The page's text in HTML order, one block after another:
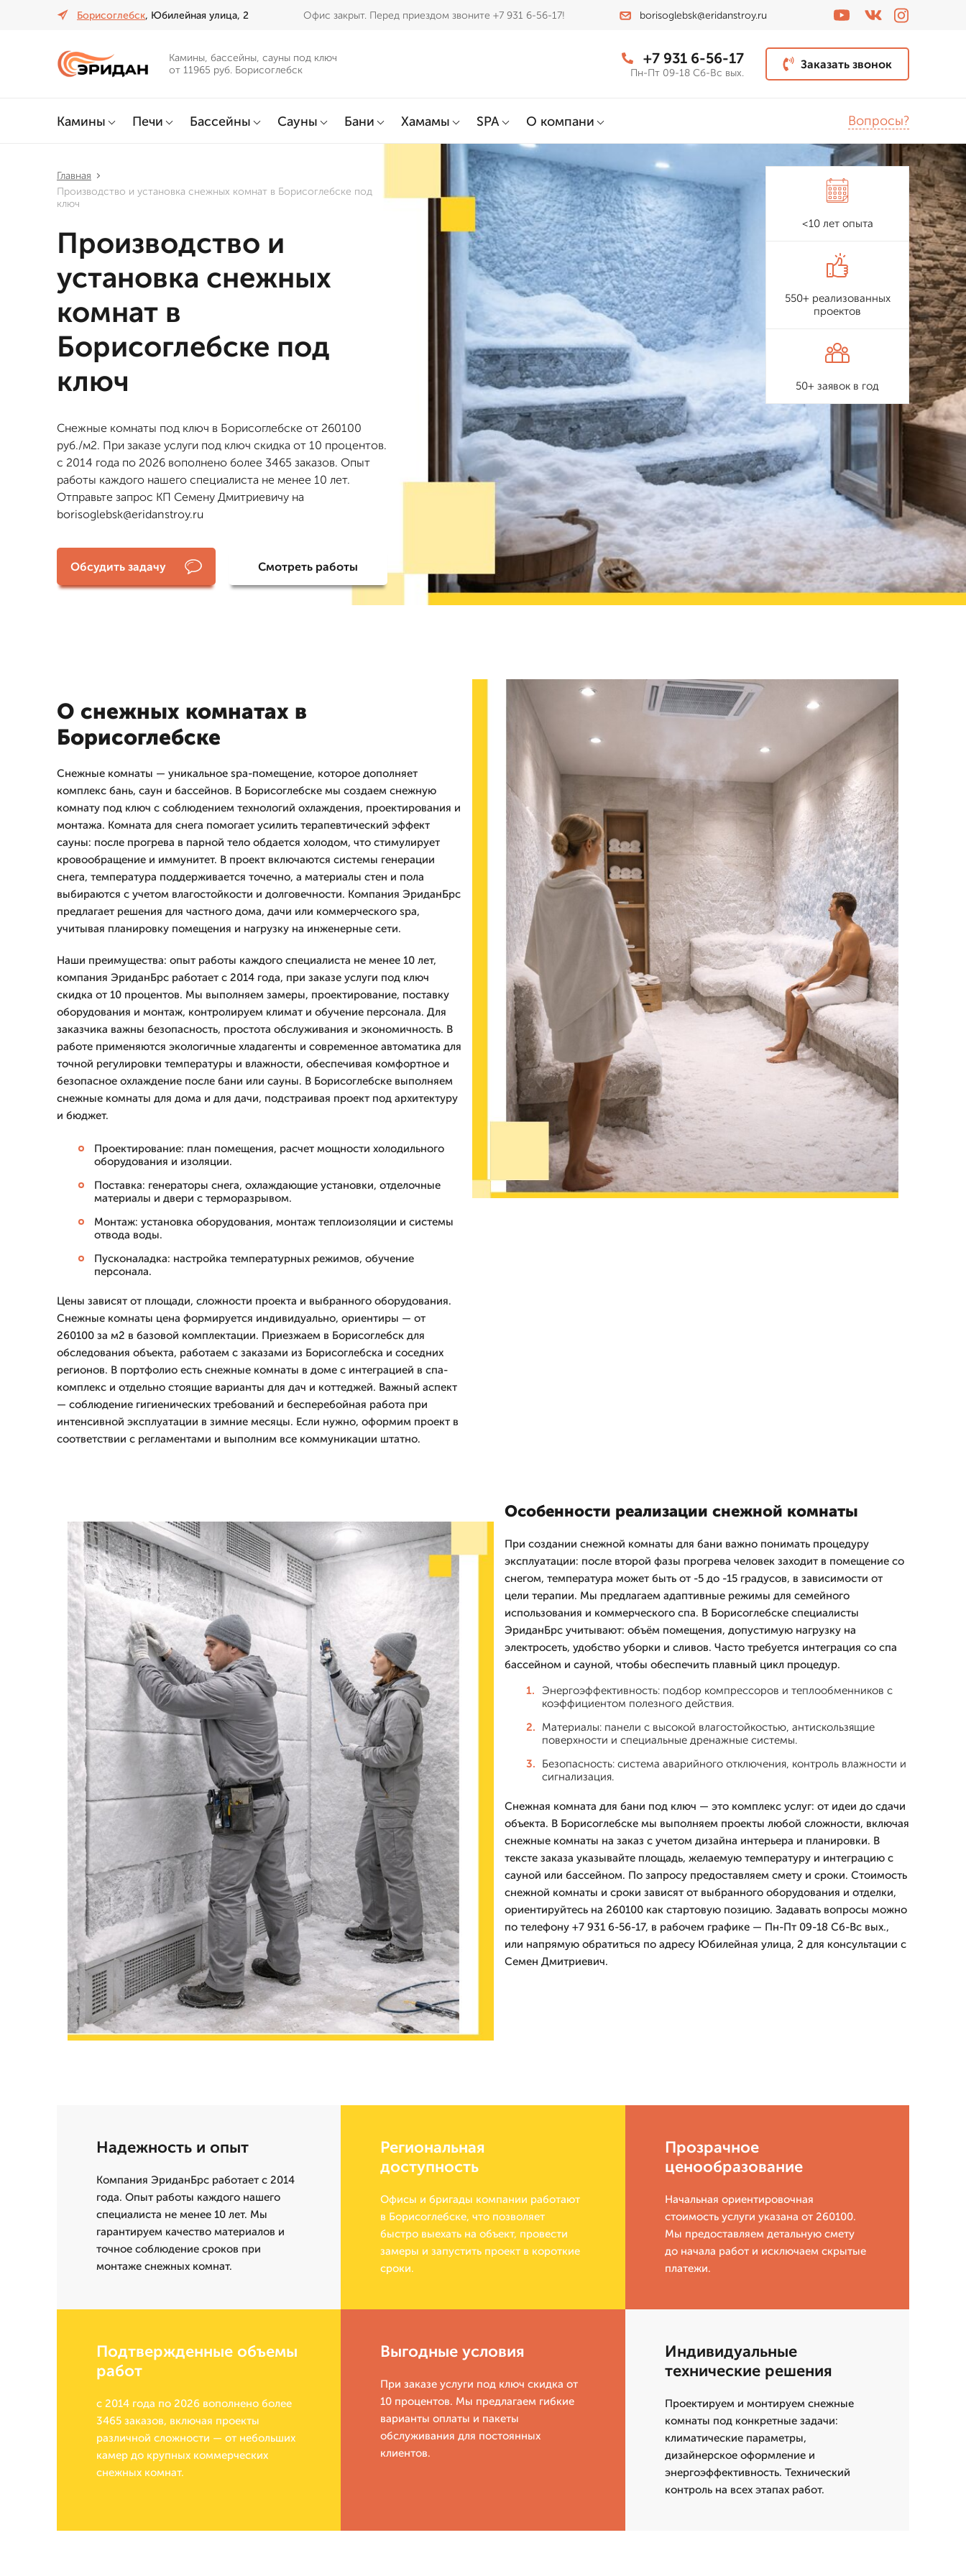
Борисоглебск, Юбилейная улица, 2 Офис закрыт. Перед приездом звоните +7 931 6-56-17! borisoglebsk@eridanstroy.ru
Камины, бассейны, сауны под ключ
от 11965 руб. Борисоглебск
+7 931 6-56-17
Пн-Пт 09-18 Сб-Вс вых.
Заказать звонок
Камины Печи Бассейны Сауны Бани Хамамы SPA О компани Вопросы?
Главная
Производство и установка снежных комнат в Борисоглебске под
ключ
Производство и
установка снежных
комнат в
Борисоглебске под
ключ
Снежные комнаты под ключ в Борисоглебске от 260100
руб./м2. При заказе услуги под ключ скидка от 10 процентов.
с 2014 года по 2026 вополнено более 3465 заказов. Опыт
работы каждого нашего специалиста не менее 10 лет.
Отправьте запрос КП Семену Дмитриевичу на
borisoglebsk@eridanstroy.ru
Обсудить задачу Смотреть работы
<10 лет опыта
550+ реализованных
проектов
50+ заявок в год
О снежных комнатах в
Борисоглебске
Снежные комнаты — уникальное spa-помещение, которое дополняет
комплекс бань, саун и бассейнов. В Борисоглебске мы создаем снежную
комнату под ключ с соблюдением технологий охлаждения, проектирования и
монтажа. Комната для снега помогает усилить терапевтический эффект
сауны: после прогрева в парной тело обдается холодом, что стимулирует
кровообращение и иммунитет. В проект включаются системы генерации
снега, температура поддерживается точечно, а материалы стен и пола
выбираются с учетом влагостойкости и долговечности. Компания ЭриданБрс
предлагает решения для частного дома, дачи или коммерческого spa,
учитывая планировку помещения и нагрузку на инженерные сети.
Наши преимущества: опыт работы каждого специалиста не менее 10 лет,
компания ЭриданБрс работает с 2014 года, при заказе услуги под ключ
скидка от 10 процентов. Мы выполняем замеры, проектирование, поставку
оборудования и монтаж, контролируем климат и обучение персонала. Для
заказчика важны безопасность, простота обслуживания и экономичность. В
работе применяются экологичные хладагенты и современное автоматика для
точной регулировки температуры и влажности, обеспечивая комфортное и
безопасное охлаждение после бани или сауны. В Борисоглебске выполняем
снежные комнаты для дома и для дачи, подстраивая проект под архитектуру
и бюджет.
Проектирование: план помещения, расчет мощности холодильного
оборудования и изоляции.
Поставка: генераторы снега, охлаждающие установки, отделочные
материалы и двери с терморазрывом.
Монтаж: установка оборудования, монтаж теплоизоляции и системы
отвода воды.
Пусконаладка: настройка температурных режимов, обучение
персонала.
Цены зависят от площади, сложности проекта и выбранного оборудования.
Снежные комнаты цена формируется индивидуально, ориентиры — от
260100 за м2 в базовой комплектации. Приезжаем в Борисоглебск для
обследования объекта, работаем с заказами из Борисоглебска и соседних
регионов. В портфолио есть снежные комнаты в доме с интеграцией в спа-
комплекс и отдельно стоящие варианты для дач и коттеджей. Важный аспект
— соблюдение гигиенических требований и бесперебойная работа при
интенсивной эксплуатации в зимние месяцы. Если нужно, оформим проект в
соответствии с регламентами и выполним все коммуникации штатно.
Особенности реализации снежной комнаты
При создании снежной комнаты для бани важно понимать процедуру
эксплуатации: после второй фазы прогрева человек заходит в помещение со
снегом, температура может быть от -5 до -15 градусов, в зависимости от
цели терапии. Мы предлагаем адаптивные режимы для семейного
использования и коммерческого спа. В Борисоглебске специалисты
ЭриданБрс учитывают: объём помещения, допустимую нагрузку на
электросеть, удобство уборки и сливов. Часто требуется интеграция со спа
бассейном и сауной, чтобы обеспечить плавный цикл процедур.
Энергоэффективность: подбор компрессоров и теплообменников с
коэффициентом полезного действия.
Материалы: панели с высокой влагостойкостью, антискользящие
поверхности и специальные дренажные системы.
Безопасность: система аварийного отключения, контроль влажности и
сигнализация.
Снежная комната для бани под ключ — это комплекс услуг: от идеи до сдачи
объекта. В Борисоглебске мы выполняем проекты любой сложности, включая
снежные комнаты на заказ с учетом дизайна интерьера и планировки. В
тексте заказа указывайте площадь, желаемую температуру и интеграцию с
сауной или бассейном. По запросу предоставляем смету и сроки. Стоимость
снежной комнаты и сроки зависят от выбранного оборудования и отделки,
ориентируйтесь на 260100 как стартовую позицию. Задавать вопросы можно
по телефону +7 931 6-56-17, в рабочем графике — Пн-Пт 09-18 Сб-Вс вых.,
или напрямую обратиться по адресу Юбилейная улица, 2 для консультации с
Семен Дмитриевич.
Надежность и опыт
Компания ЭриданБрс работает с 2014
года. Опыт работы каждого нашего
специалиста не менее 10 лет. Мы
гарантируем качество материалов и
точное соблюдение сроков при
монтаже снежных комнат.
Региональная
доступность
Офисы и бригады компании работают
в Борисоглебске, что позволяет
быстро выехать на объект, провести
замеры и запустить проект в короткие
сроки.
Прозрачное
ценообразование
Начальная ориентировочная
стоимость услуги указана от 260100.
Мы предоставляем детальную смету
до начала работ и исключаем скрытые
платежи.
Подтвержденные объемы
работ
с 2014 года по 2026 вополнено более
3465 заказов, включая проекты
различной сложности — от небольших
камер до крупных коммерческих
снежных комнат.
Выгодные условия
При заказе услуги под ключ скидка от
10 процентов. Мы предлагаем гибкие
варианты оплаты и пакеты
обслуживания для постоянных
клиентов.
Индивидуальные
технические решения
Проектируем и монтируем снежные
комнаты под конкретные задачи:
климатические параметры,
дизайнерское оформление и
энергоэффективность. Технический
контроль на всех этапах работ.